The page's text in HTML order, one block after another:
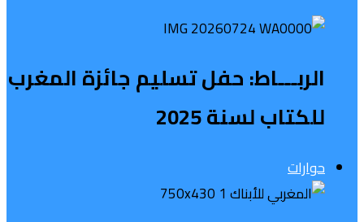
الربـــاط: حفل تسليم جائزة المغرب
للكتاب لسنة 2025
حوارات